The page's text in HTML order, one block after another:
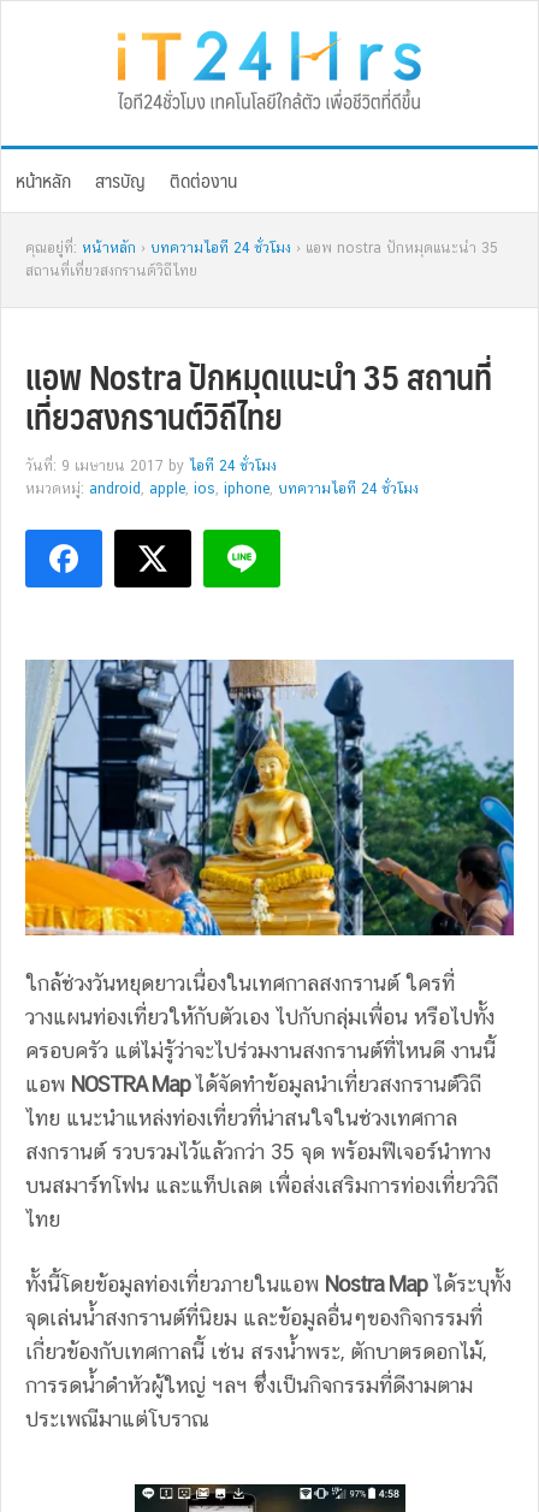
หน้าหลัก สารบัญ ติดต่องาน
คุณอยู่ที่: หน้าหลัก › บทความไอที 24 ชั่วโมง › แอพ nostra ปักหมุดแนะนำ 35
สถานที่เที่ยวสงกรานต์วิถีไทย
แอพ Nostra ปักหมุดแนะนำ 35 สถานที่
เที่ยวสงกรานต์วิถีไทย
วันที่: 9 เมษายน 2017 by ไอที 24 ชั่วโมง
หมวดหมู่: android , apple, ios, iphone, บทความไอที 24 ชั่วโมง
ใกล้ช่วงวันหยุดยาวเนื่องในเทศกาลสงกรานต์ ใครที่
วางแผนท่องเที่ยวให้กับตัวเอง ไปกับกลุ่มเพื่อน หรือไปทั้ง
ครอบครัว แต่ไม่รู้ว่าจะไปร่วมงานสงกรานต์ที่ไหนดี งานนี้
แอพ NOSTRA Mapได้จัดทำข้อมูลนำเที่ยวสงกรานต์วิถี
ไทย แนะนำแหล่งท่องเที่ยวที่น่าสนใจในช่วงเทศกาล
สงกรานต์ รวบรวมไว้แล้วกว่า 35 จุด พร้อมฟีเจอร์นำทาง
บนสมาร์ทโฟน และแท็ปเลต เพื่อส่งเสริมการท่องเที่ยววิถี
ไทย
ทั้งนี้โดยข้อมูลท่องเที่ยวภายในแอพ Nostra Mapได้ระบุทั้ง
จุดเล่นน้ำสงกรานต์ที่นิยม และข้อมูลอื่นๆของกิจกรรมที่
เกี่ยวข้องกับเทศกาลนี้ เช่น สรงน้ำพระ, ตักบาตรดอกไม้,
การรดน้ำดำหัวผู้ใหญ่ ฯลฯ ซึ่งเป็นกิจกรรมที่ดีงามตาม
ประเพณีมาแต่โบราณ